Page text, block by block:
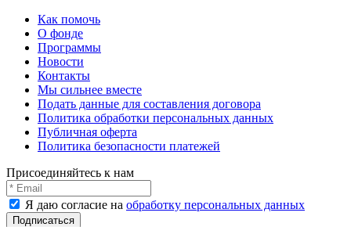
Как помочь
О фонде
Программы
Новости
Контакты
Мы сильнее вместе
Подать данные для составления договора
Политика обработки персональных данных
Публичная оферта
Политика безопасности платежей
Присоединяйтесь к нам
Я даю согласие на обработку персональных данных